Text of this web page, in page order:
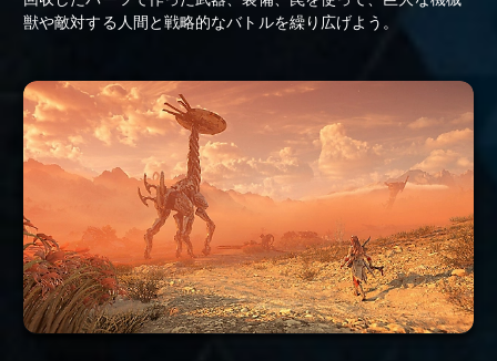
獣や敵対する人間と戦略的なバトルを繰り広げよう。